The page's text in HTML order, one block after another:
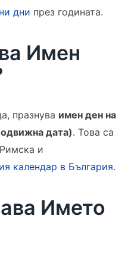
дни през годината.
Имен
празнува имен ден на
дата). Това са
и
календар в България.
Името